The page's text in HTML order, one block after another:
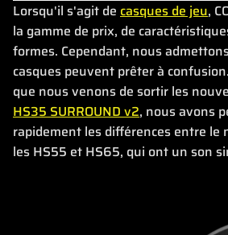
Lorsqu'il s'agit de casques de jeu,
la gamme de prix, de
formes. Cependant, nous
casques peuvent prêter à
que nous venons de sortir les
HS35 SURROUND v2, nous avons
rapidement les différences entre le
les HS55 et HS65, qui ont un son